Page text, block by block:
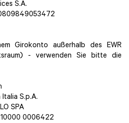
S.A.
Girokonto außerhalb des EWR
- verwenden Sie bitte die
S.p.A.
SPA
10000 0006422